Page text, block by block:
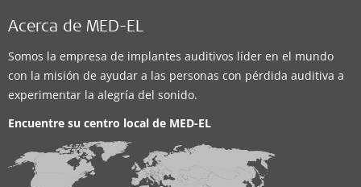
Acerca de MED-EL
Somos la empresa de implantes auditivos líder en el mundo
con la misión de ayudar a las personas con pérdida auditiva a
experimentar la alegría del sonido.
Encuentre su centro local de MED-EL